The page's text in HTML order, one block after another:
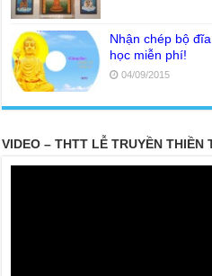
Nhận chép bộ
học miễn phí!
04/09/2015
VIDEO – THTT LỄ TRUYỀN THIỀN